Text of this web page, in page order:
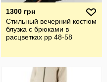
1300 грн
Стильный вечерний костюм
блузка с брюками в
расцветках рр 48-58